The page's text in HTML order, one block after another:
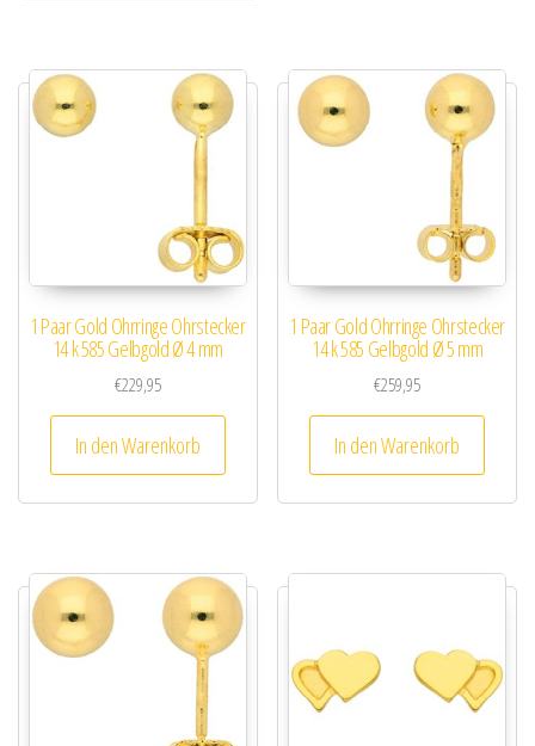
1 Paar Gold Ohrringe Ohrstecker
14 k 585 Gelbgold Ø 4 mm
€229,95
In den Warenkorb
1 Paar Gold Ohrringe Ohrstecker
14 k 585 Gelbgold Ø 5 mm
€259,95
In den Warenkorb